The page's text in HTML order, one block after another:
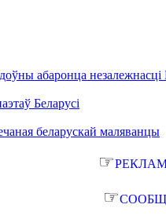
абаронца незалежнасці
Беларусі
беларускай маляванцы
☞
☞